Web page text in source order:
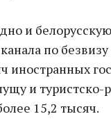
и
по
иностранных
и туристско-
15,2 тысяч.